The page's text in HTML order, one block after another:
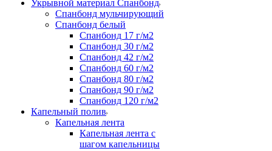
Укрывной материал Спанбонд
Спанбонд мульчирующий
Спанбонд белый
Спанбонд 17 г/м2
Спанбонд 30 г/м2
Спанбонд 42 г/м2
Спанбонд 60 г/м2
Спанбонд 80 г/м2
Спанбонд 90 г/м2
Спанбонд 120 г/м2
Капельный полив
Капельная лента
Капельная лента с
шагом капельницы